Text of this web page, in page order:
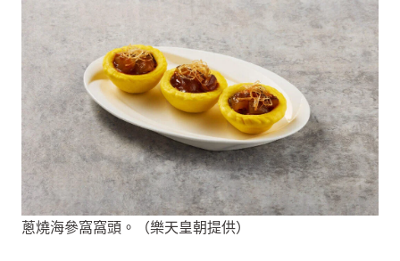
蔥燒海參窩窩頭。（樂天皇朝提供）